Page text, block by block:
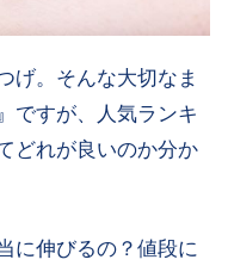
げ。そんな大切なま
ですが、人気ランキ
どれが良いのか分か
に伸びるの？値段に